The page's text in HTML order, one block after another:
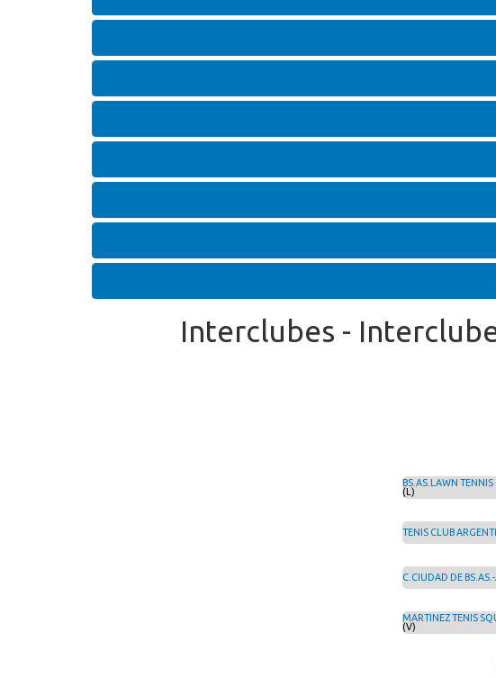
Interclubes -
BS.AS.LAWN TENNIS
(L)
TENIS CLUB
C.CIUDAD DE
MARTINEZ TENIS
(V)